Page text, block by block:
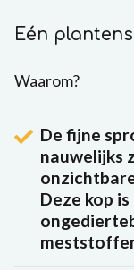
Eén
Waarom?
De fijne
nauwelijks
Deze kop